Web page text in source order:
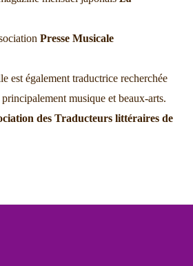
Presse Musicale
est également traductrice recherchée
musique et beaux-arts.
des Traducteurs littéraires de